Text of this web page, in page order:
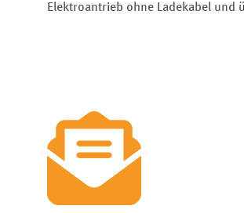
Elektroantrieb ohne Ladekabel und